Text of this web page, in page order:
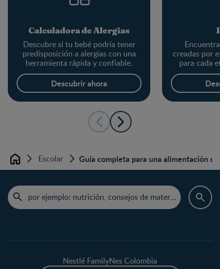
Calculadora de Alergias
Descubre si tu bebé podría tener
predisposición a alergias con una
herramienta rápida y confiable.
Descubrir ahora
creadas por
para cada
Home Escolar Guía completa para una alimentación
Nestlé FamilyNes Colombia